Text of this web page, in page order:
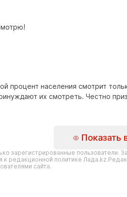
процент населения смотрит
их смотреть. Честно
Показать
зарегистрированные пользователи.
редакционной политике
сайта.